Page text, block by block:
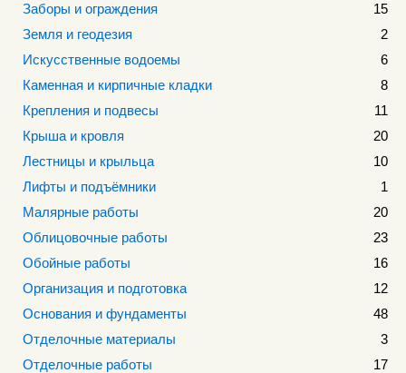
Заборы и ограждения
15
Земля и геодезия
2
Искусственные водоемы
6
Каменная и кирпичные кладки
8
Крепления и подвесы
11
Крыша и кровля
20
Лестницы и крыльца
10
Лифты и подъёмники
1
Малярные работы
20
Облицовочные работы
23
Обойные работы
16
Организация и подготовка
12
Основания и фундаменты
48
Отделочные материалы
3
Отделочные работы
17